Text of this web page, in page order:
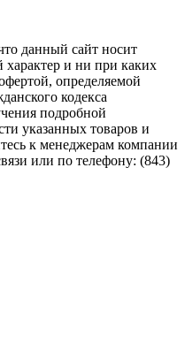
данный сайт носит
и ни при каких
определяемой
кодекса
подробной
указанных товаров и
к менеджерам компании
или по телефону: (843)